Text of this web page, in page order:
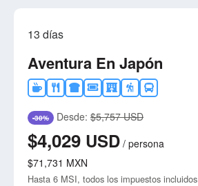
13 días
Aventura En Japón
-30% Desde: $5,757 USD
$4,029 USD / persona
$71,731 MXN
Hasta 6 MSI, todos los impuestos incluidos